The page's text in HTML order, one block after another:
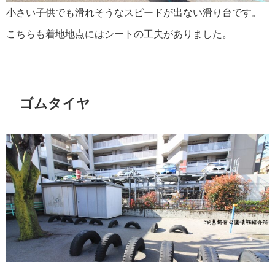
小さい子供でも滑れそうなスピードが出ない滑り台です。
こちらも着地地点にはシートの工夫がありました。
ゴムタイヤ